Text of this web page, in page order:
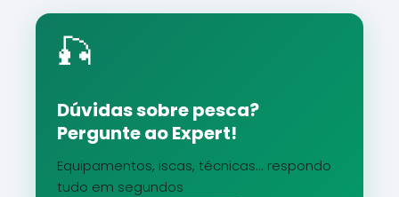
🎣
Dúvidas sobre pesca?
Pergunte ao Expert!
Equipamentos, iscas, técnicas... respondo
tudo em segundos